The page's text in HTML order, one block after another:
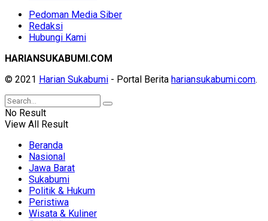
Pedoman Media Siber
Redaksi
Hubungi Kami
HARIANSUKABUMI.COM
© 2021 Harian Sukabumi - Portal Berita hariansukabumi.com.
No Result
View All Result
Beranda
Nasional
Jawa Barat
Sukabumi
Politik & Hukum
Peristiwa
Wisata & Kuliner